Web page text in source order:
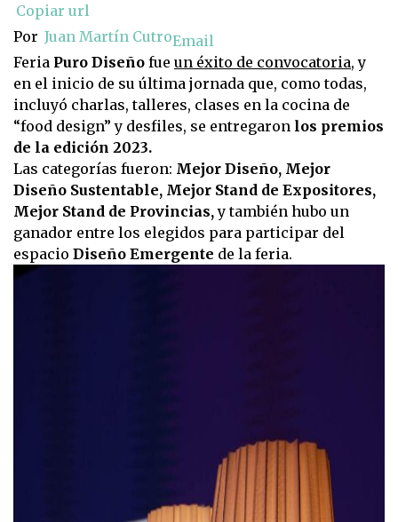
Copiar url
Por Juan Martín CutroEmail
Feria Puro Diseño fue un éxito de convocatoria, y
en el inicio de su última jornada que, como todas,
incluyó charlas, talleres, clases en la cocina de
“food design” y desfiles, se entregaron los premios
de la edición 2023.
Las categorías fueron: Mejor Diseño, Mejor
Diseño Sustentable, Mejor Stand de Expositores,
Mejor Stand de Provincias,y también hubo un
ganador entre los elegidos para participar del
espacio Diseño Emergente de la feria.